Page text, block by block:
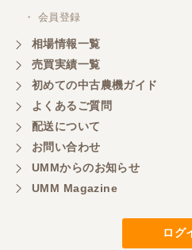
東京都／あきら
いいたします。
東京都／もっくん
担当者さんの対応が素
しています。
迅速な取引有難うござい
・ 会員登録
相場情報一覧
売買実績一覧
初めての中古農機ガイド
よくあるご質問
配送について
お問い合わせ
UMMからのお知らせ
UMM Magazine
ログ